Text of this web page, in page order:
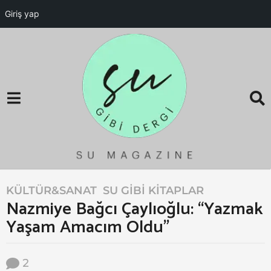
Giriş yap
5
y
ı
n
KÜLTÜR&SANAT ,SU GIBI KITAPLAR
Nazmiye Bağcı Çaylıoğlu: “Yazmak
Yaşam Amacım Oldu”
B
2